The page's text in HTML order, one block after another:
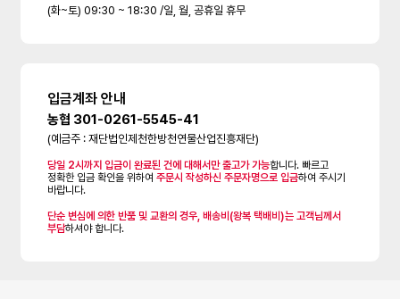
(화~토) 09:30 ~ 18:30 /일, 월, 공휴일 휴무
입금계좌 안내
농협 301-0261-5545-41
(예금주 : 재단법인제천한방천연물산업진흥재단)
당일 2시까지 입금이 완료된 건에 대해서만 출고가 가능합니다. 빠르고
정확한 입금 확인을 위하여주문시 작성하신 주문자명으로 입금하여 주시기
바랍니다.
단순 변심에 의한 반품 및 교환의 경우, 배송비(왕복 택배비)는 고객님께서
부담하셔야 합니다.